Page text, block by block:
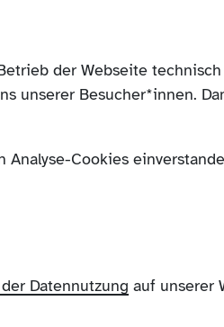
der Webseite
unserer Besucher*innen.
Cookies
Datennutzung auf unserer